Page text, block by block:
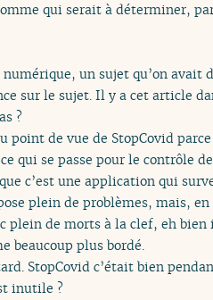
qui serait à déterminer,
un sujet qu’on avait
sur le sujet. Il y a cet article
?
de vue de StopCovid
qui se passe pour le contrôle
c’est une application qui
plein de problèmes, mais,
plein de morts à la clef, eh
beaucoup plus bordé.
StopCovid c’était bien
inutile ?